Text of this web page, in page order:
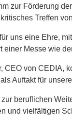
zur Förderung
Treffen
uns eine Ehre,
einer Messe wie
CEO von CEDIA,
Auftakt für
zur beruflichen
und vielfältigen